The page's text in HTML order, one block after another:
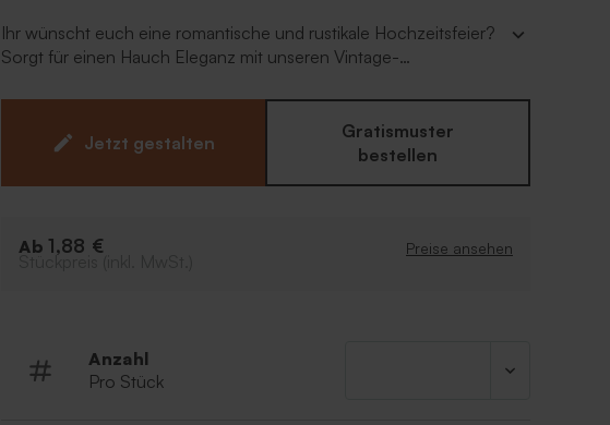
Ihr wünscht euch eine romantische und rustikale Hochzeitsfeier?
Sorgt für einen Hauch Eleganz mit unseren Vintage-
dieser Vintage-Hochzeitskarte zeigt ein verliebtes Brautpaar und
Boho Blumen. Diese Einladung zur Landhochzeit lässt sich ganz
einfach online selbst gestalten.
Jetzt gestalten
Gratismuster
bestellen
Ab 1,88 € Preise ansehen
Anzahl
Pro Stück